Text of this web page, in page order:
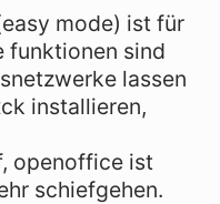
mode) ist für
funktionen sind
lassen
installieren,
openoffice ist
schiefgehen.